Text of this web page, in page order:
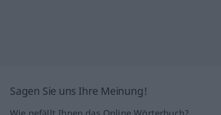
Sagen Sie uns Ihre Meinung!